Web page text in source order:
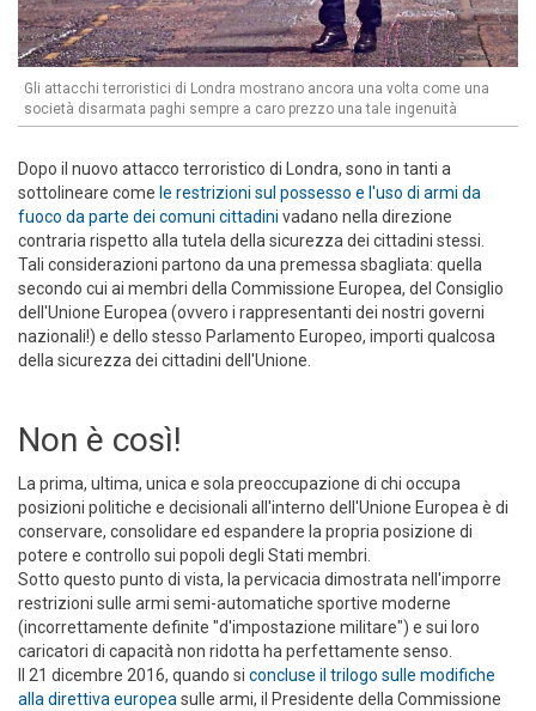
Gli attacchi terroristici di Londra mostrano ancora una volta come una
società disarmata paghi sempre a caro prezzo una tale ingenuità
Dopo il nuovo attacco terroristico di Londra, sono in tanti a
sottolineare come le restrizioni sul possesso e l'uso di armi da
fuoco da parte dei comuni cittadini vadano nella direzione
contraria rispetto alla tutela della sicurezza dei cittadini stessi.
Tali considerazioni partono da una premessa sbagliata: quella
secondo cui ai membri della Commissione Europea, del Consiglio
dell'Unione Europea (ovvero i rappresentanti dei nostri governi
nazionali!) e dello stesso Parlamento Europeo, importi qualcosa
della sicurezza dei cittadini dell'Unione.
Non è così!
La prima, ultima, unica e sola preoccupazione di chi occupa
posizioni politiche e decisionali all'interno dell'Unione Europea è di
conservare, consolidare ed espandere la propria posizione di
potere e controllo sui popoli degli Stati membri.
Sotto questo punto di vista, la pervicacia dimostrata nell'imporre
restrizioni sulle armi semi-automatiche sportive moderne
(incorrettamente definite "d'impostazione militare") e sui loro
caricatori di capacità non ridotta ha perfettamente senso.
Il 21 dicembre 2016, quando si concluse il trilogo sulle modifiche
alla direttiva europea sulle armi, il Presidente della Commissione